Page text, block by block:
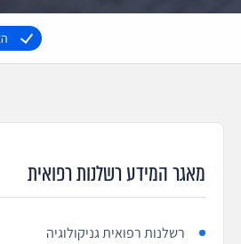
מאגר המידע רשלנות רפואית
רשלנות רפואית גניקולוגיה